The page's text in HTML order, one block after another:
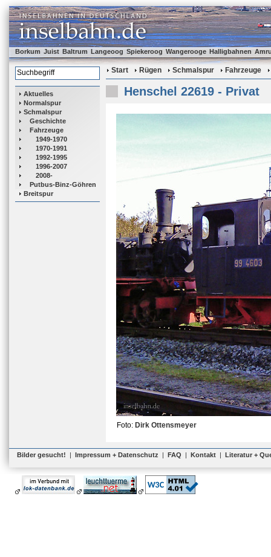
Borkum Juist Baltrum Langeoog Spiekeroog Wangerooge Halligbahnen
Aktuelles
Normalspur
Schmalspur
Geschichte
Fahrzeuge
1949-1970
1970-1991
1992-1995
1996-2007
2008-
Putbus-Binz-Göhren
Breitspur
Start Rügen Schmalspur Fahrzeuge
Henschel 22619 - Privat
Foto: Dirk Ottensmeyer
Bilder gesucht! | Impressum + Datenschutz | FAQ | Kontakt | Literatur +